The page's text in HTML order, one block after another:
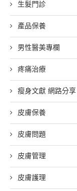
生髮門診
產品保養
男性醫美專欄
疼痛治療
瘦身文獻 網路分享
皮膚保養
皮膚問題
皮膚管理
皮膚護理